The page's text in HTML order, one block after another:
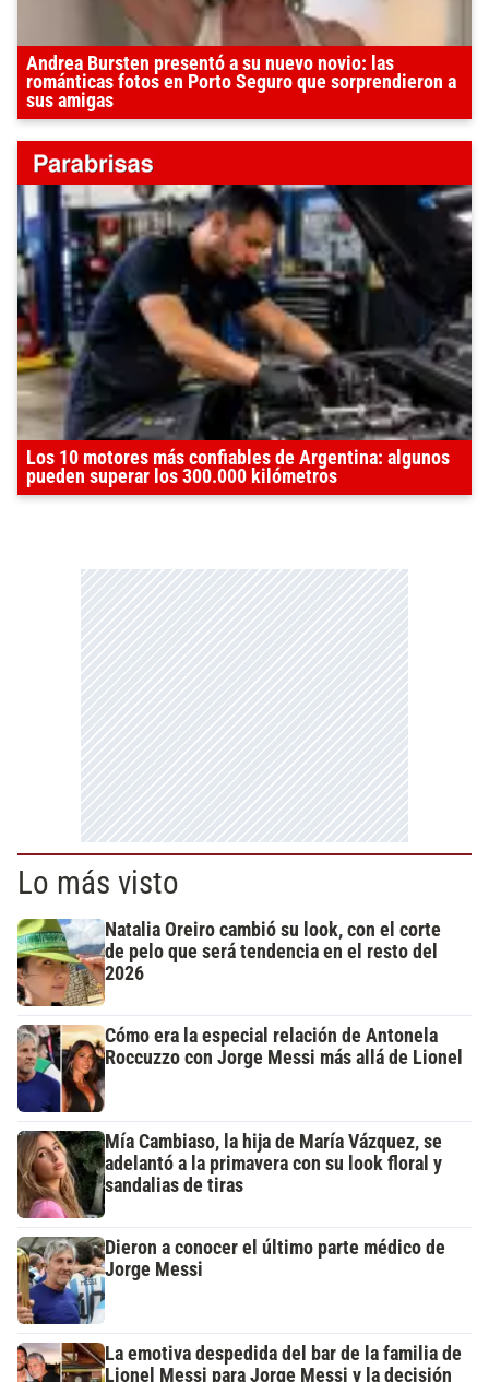
Andrea Bursten presentó a su nuevo novio: las
románticas fotos en Porto Seguro que sorprendieron a
sus amigas
Los 10 motores más confiables de Argentina: algunos
pueden superar los 300.000 kilómetros
Lo más visto
Natalia Oreiro cambió su look, con el corte
de pelo que será tendencia en el resto del
2026
Cómo era la especial relación de Antonela
Roccuzzo con Jorge Messi más allá de Lionel
Mía Cambiaso, la hija de María Vázquez, se
adelantó a la primavera con su look floral y
sandalias de tiras
Dieron a conocer el último parte médico de
Jorge Messi
La emotiva despedida del bar de la familia de
Lionel Messi para Jorge Messi y la decisión